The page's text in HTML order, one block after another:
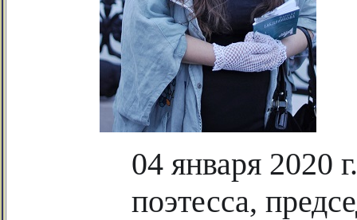
04 января 2020
поэтесса,